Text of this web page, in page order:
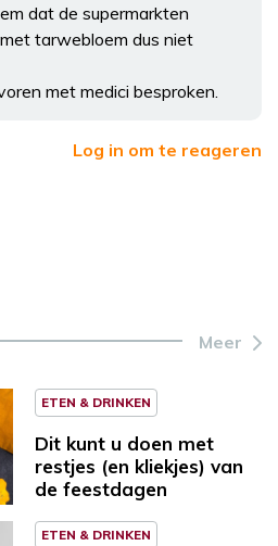
dat de supermarkten
tarwebloem dus niet
met medici besproken.
Log in om te reageren
Meer
ETEN & DRINKEN
Dit kunt u doen met
restjes (en kliekjes) van
de feestdagen
ETEN & DRINKEN